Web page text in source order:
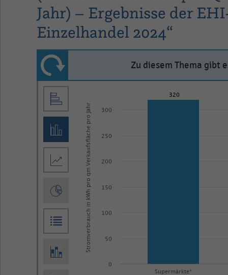
Jahr) – Ergebnisse der
Einzelhandel 2024“
Zu diesem Thema gibt
chart
with
bars.
Basis:
2023.
<br>*
Basis:
19
Handelsketten/
über
11.000
Filialen/
Stromverbrauch in kWh pro qm Verkaufsfläche pro Jahr
320
Supermärkte*
0
50
100
150
200
250
300